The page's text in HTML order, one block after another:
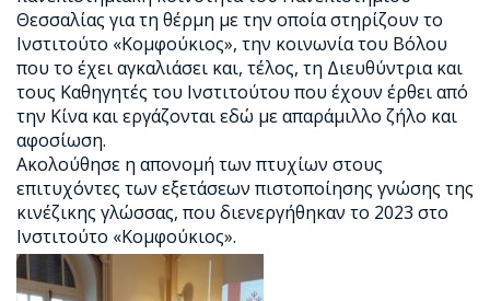
Θεσσαλίας για τη θέρμη με την οποία στηρίζουν το
Ινστιτούτο «Κομφούκιος», την κοινωνία του Βόλου
που το έχει αγκαλιάσει και, τέλος, τη Διευθύντρια και
τους Καθηγητές του Ινστιτούτου που έχουν έρθει από
την Κίνα και εργάζονται εδώ με απαράμιλλο ζήλο και
αφοσίωση.
Ακολούθησε η απονομή των πτυχίων στους
επιτυχόντες των εξετάσεων πιστοποίησης γνώσης της
κινέζικης γλώσσας, που διενεργήθηκαν το 2023 στο
Ινστιτούτο «Κομφούκιος».